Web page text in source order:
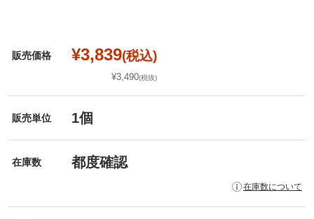
販売価格 ¥3,839(税込)
¥3,490(税抜)
販売単位 1個
在庫数 都度確認
在庫数について